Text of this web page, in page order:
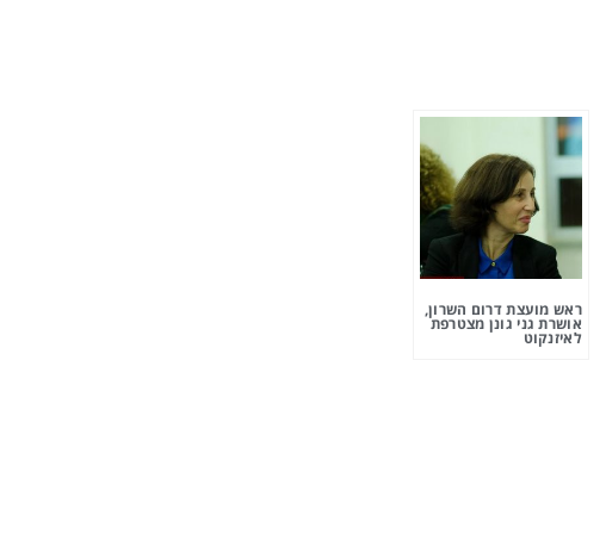
ראש מועצת דרום השרון,
אושרת גני גונן מצטרפת
לאיזנקוט